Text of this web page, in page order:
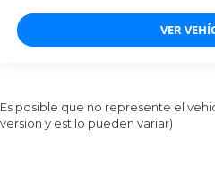
VER
Es posible que no represente el
version y estilo pueden variar)